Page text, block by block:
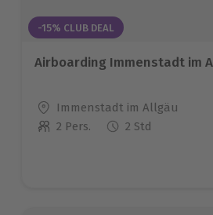
-15% CLUB DEAL
Airboarding Immenstadt im
Standort
Immenstadt im Allgäu
Anzahl der Teilnehmer
2 Pers. 2 Std